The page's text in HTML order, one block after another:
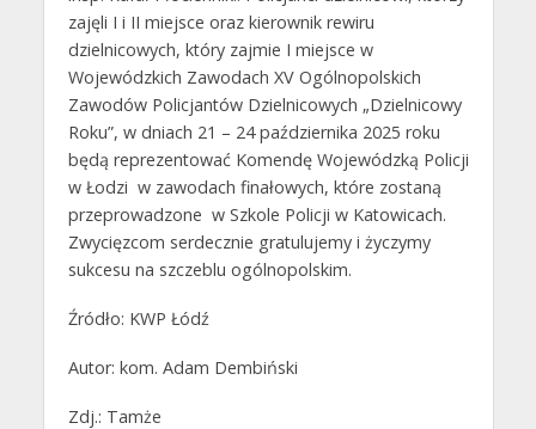
zajęli I i II miejsce oraz kierownik rewiru
dzielnicowych, który zajmie I miejsce w
Wojewódzkich Zawodach XV Ogólnopolskich
Zawodów Policjantów Dzielnicowych „Dzielnicowy
Roku”, w dniach 21 – 24 października 2025 roku
będą reprezentować Komendę Wojewódzką Policji
w Łodzi w zawodach finałowych, które zostaną
przeprowadzone w Szkole Policji w Katowicach.
Zwycięzcom serdecznie gratulujemy i życzymy
sukcesu na szczeblu ogólnopolskim.
Źródło: KWP Łódź
Autor: kom. Adam Dembiński
Zdj.: Tamże